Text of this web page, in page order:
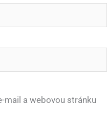
mail a webovou stránku